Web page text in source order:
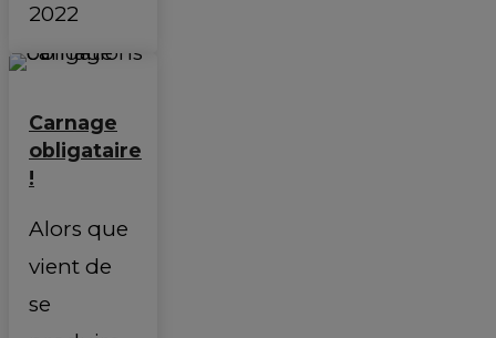
2022
Carnage
obligataire
!
Alors que
vient de
se